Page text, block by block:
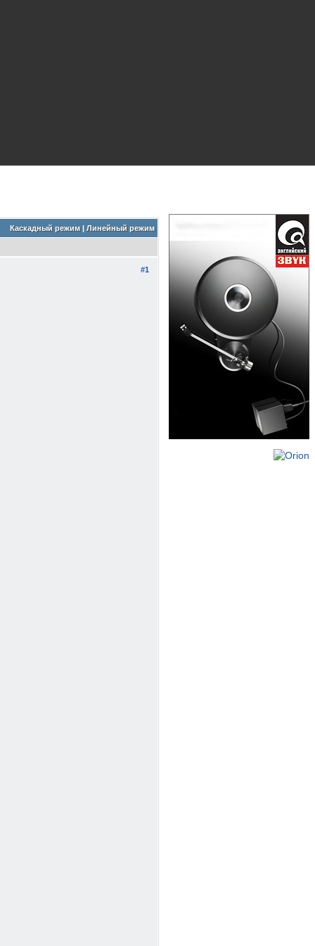
Каскадный режим| Линейный режим
#1